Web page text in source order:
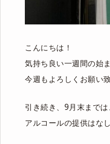
こんにちは！
気持ち良い一週間の始
今週もよろしくお願い
引き続き、9月末までは
アルコールの提供はな